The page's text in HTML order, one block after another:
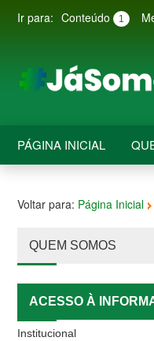
Ir para: Conteúdo 1
PÁGINA INICIAL
Voltar para: Página Inicial
QUEM SOMOS
ACESSO À
Institucional